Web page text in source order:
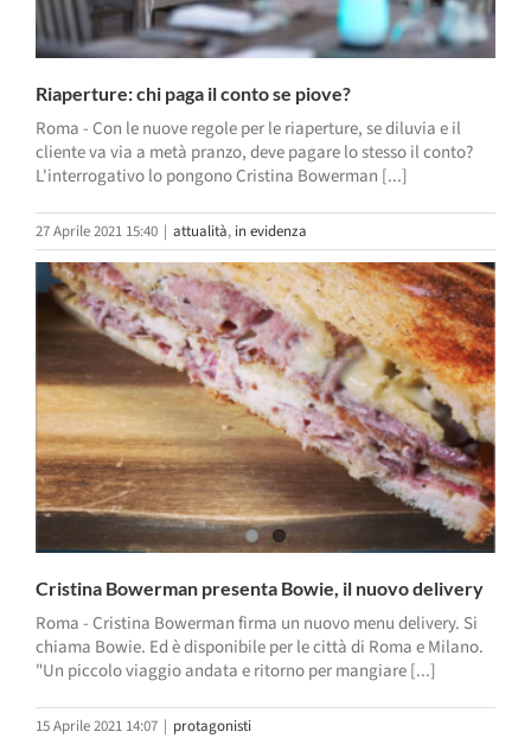
Riaperture: chi paga il conto se piove?
Roma - Con le nuove regole per le riaperture, se diluvia e il
cliente va via a metà pranzo, deve pagare lo stesso il conto?
L'interrogativo lo pongono Cristina Bowerman [...]
27 Aprile 2021 15:40 | attualità, in evidenza
Cristina Bowerman presenta Bowie, il nuovo delivery
Roma - Cristina Bowerman firma un nuovo menu delivery. Si
chiama Bowie. Ed è disponibile per le città di Roma e Milano.
"Un piccolo viaggio andata e ritorno per mangiare [...]
15 Aprile 2021 14:07 | protagonisti